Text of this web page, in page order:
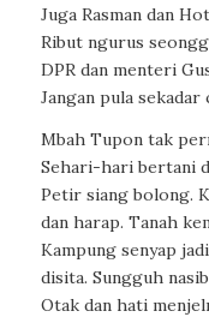
Juga Rasman dan
Ribut ngurus
DPR dan menteri
Jangan pula
Mbah Tupon tak
Sehari-hari bertani
Petir siang bolong.
dan harap. Tanah
Kampung senyap
disita. Sungguh
Otak dan hati